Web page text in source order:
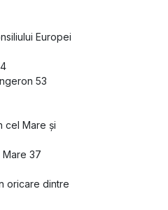
Europei
53
cel Mare și
Mare 37
oricare dintre